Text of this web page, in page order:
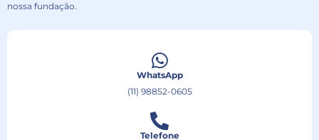
nossa fundação.
WhatsApp
(11) 98852-0605
Telefone